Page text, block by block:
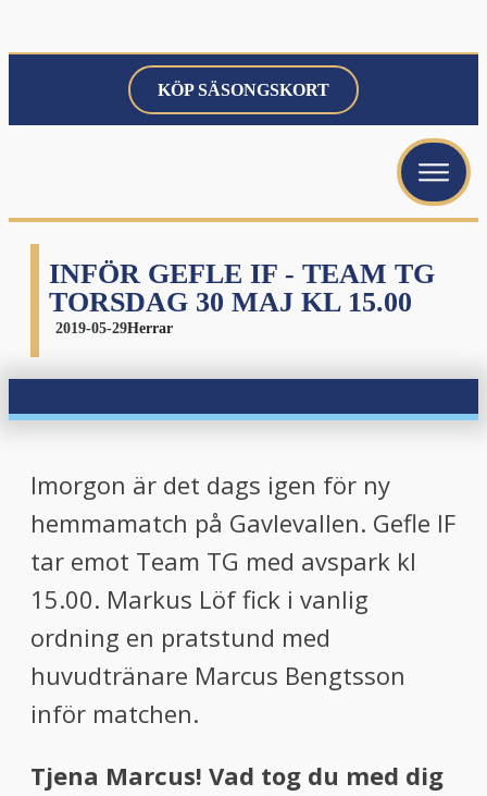
KÖP SÄSONGSKORT
INFÖR GEFLE IF - TEAM TG
TORSDAG 30 MAJ KL 15.00
2019-05-29Herrar
Imorgon är det dags igen för ny
hemmamatch på Gavlevallen. Gefle IF
tar emot Team TG med avspark kl
15.00. Markus Löf fick i vanlig
ordning en pratstund med
huvudtränare Marcus Bengtsson
inför matchen.
Tjena Marcus! Vad tog du med dig